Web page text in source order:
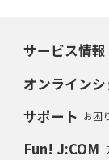
サービス情報
オンライン
サポート お困
Fun! J:COM